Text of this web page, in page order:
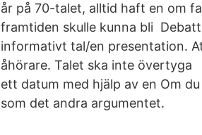
år på 70-talet, alltid haft en om
framtiden skulle kunna bli
informativt tal/en presentation.
åhörare. Talet ska inte övertyga
ett datum med hjälp av en Om
som det andra argumentet.